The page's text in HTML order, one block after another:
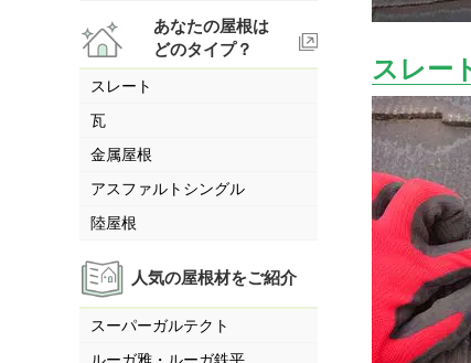
あなたの屋根は
どのタイプ？
スレート
瓦
金属屋根
アスファルトシングル
陸屋根
人気の屋根材をご紹介
スーパーガルテクト
ルーガ雅・ルーガ鉄平
スレー